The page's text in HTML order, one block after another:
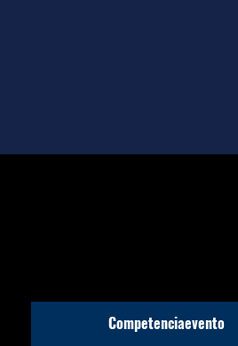
Competenciaevento